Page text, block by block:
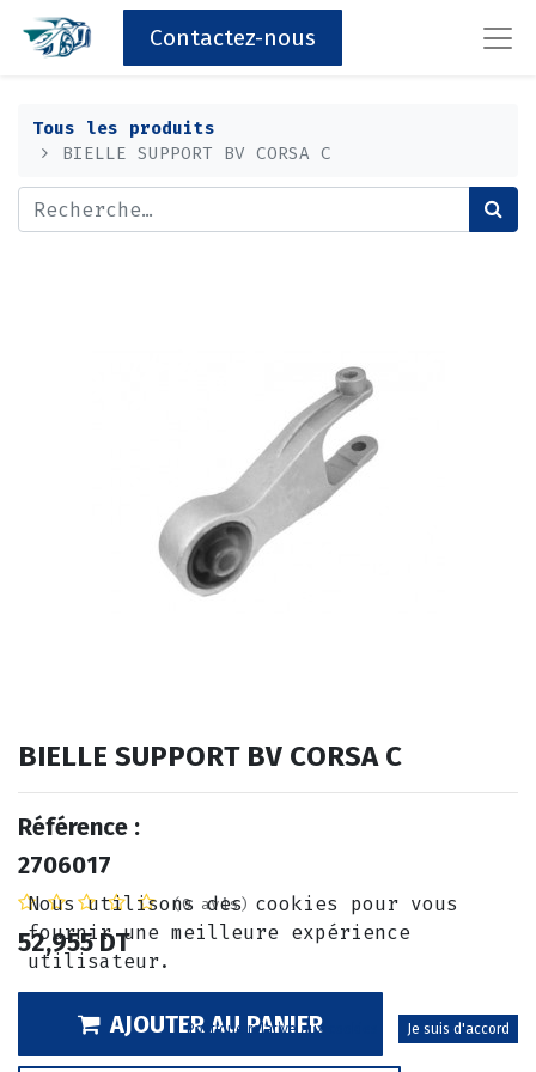
Contactez-nous
Tous les produits
BIELLE SUPPORT BV CORSA C
BIELLE SUPPORT BV CORSA C
Référence :
2706017
(0 avis)
52,955DT
AJOUTER AU PANIER
Nous utilisons des cookies pour vous
fournir une meilleure expérience
utilisateur.
Politique relative aux cookies Je suis d'accord